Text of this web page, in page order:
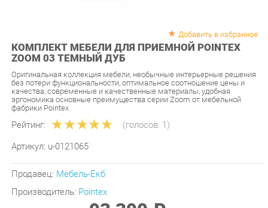
КОМПЛЕКТ МЕБЕЛИ ДЛЯ ПРИЕМНОЙ POINTEX
ZOOM 03 ТЕМНЫЙ ДУБ
Оригинальная коллекция мебели, необычные интерьерные решения
качества, современные и качественные материалы, удобная
эргономика основные преимущества серии Zoom от мебельной
фабрики Pointex
Рейтинг:
Артикул: u-0121065
Производитель:Pointex
Последняя цена: 93 390 ₽